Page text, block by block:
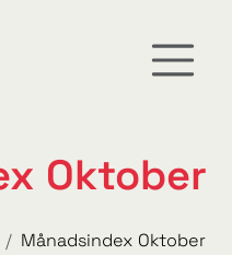
Oktober
Månadsindex Oktober